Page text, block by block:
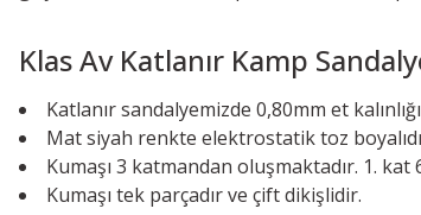
Klas Av Katlanır Kamp
Katlanır sandalyemizde 0,80mm et
Mat siyah renkte elektrostatik toz
Kumaşı 3 katmandan oluşmaktadır. 1.
Kumaşı tek parçadır ve çift dikişlidir.